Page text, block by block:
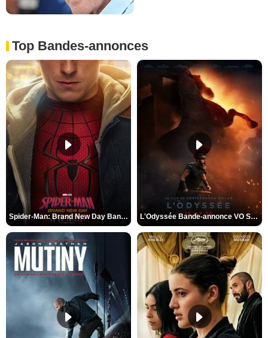
Top Bandes-annonces
Spider-Man: Brand New Day Bande-annonce VO STFR L'Odyssée Bande-annonce VO STFR